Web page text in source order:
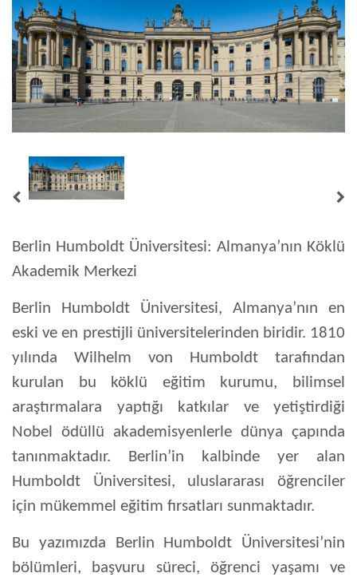
Berlin Humboldt Üniversitesi: Almanya’nın Köklü
Akademik Merkezi
Berlin Humboldt Üniversitesi, Almanya’nın en
eski ve en prestijli üniversitelerinden biridir. 1810
yılında Wilhelm von Humboldt tarafından
kurulan bu köklü eğitim kurumu, bilimsel
araştırmalara yaptığı katkılar ve yetiştirdiği
Nobel ödüllü akademisyenlerle dünya çapında
tanınmaktadır. Berlin’in kalbinde yer alan
Humboldt Üniversitesi, uluslararası öğrenciler
için mükemmel eğitim fırsatları sunmaktadır.
Bu yazımızda Berlin Humboldt Üniversitesi’nin
bölümleri, başvuru süreci, öğrenci yaşamı ve